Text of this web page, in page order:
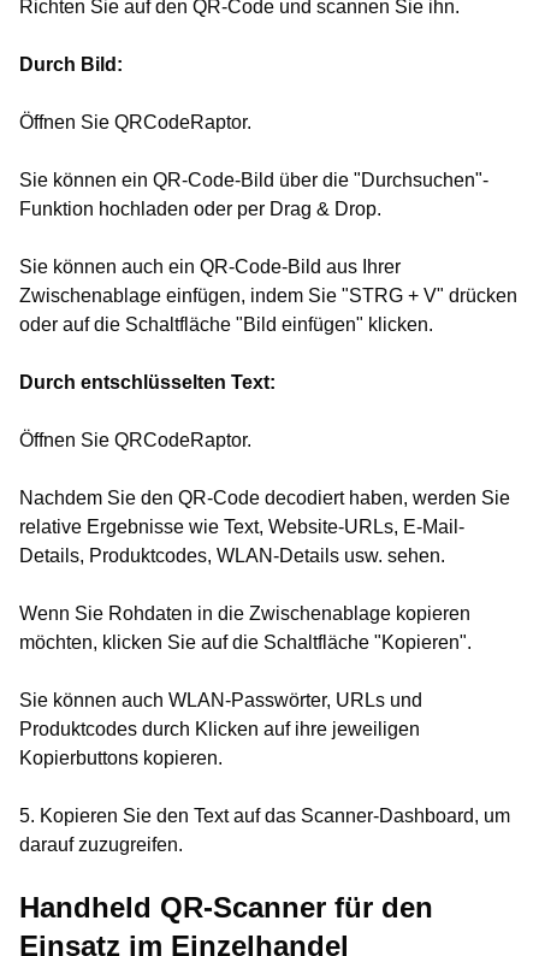
Richten Sie auf den QR-Code und scannen Sie ihn.
Durch Bild:
Öffnen Sie QRCodeRaptor.
Sie können ein QR-Code-Bild über die "Durchsuchen"-
Funktion hochladen oder per Drag & Drop.
Sie können auch ein QR-Code-Bild aus Ihrer
Zwischenablage einfügen, indem Sie "STRG + V" drücken
oder auf die Schaltfläche "Bild einfügen" klicken.
Durch entschlüsselten Text:
Öffnen Sie QRCodeRaptor.
Nachdem Sie den QR-Code decodiert haben, werden Sie
relative Ergebnisse wie Text, Website-URLs, E-Mail-
Details, Produktcodes, WLAN-Details usw. sehen.
Wenn Sie Rohdaten in die Zwischenablage kopieren
möchten, klicken Sie auf die Schaltfläche "Kopieren".
Sie können auch WLAN-Passwörter, URLs und
Produktcodes durch Klicken auf ihre jeweiligen
Kopierbuttons kopieren.
5. Kopieren Sie den Text auf das Scanner-Dashboard, um
darauf zuzugreifen.
Handheld QR-Scanner für den
Einsatz im Einzelhandel